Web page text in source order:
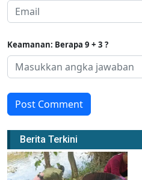
Keamanan: Berapa 9 + 3 ?
Post Comment
Berita Terkini